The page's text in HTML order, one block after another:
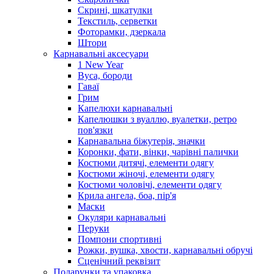
Скрині, шкатулки
Текстиль, серветки
Фоторамки, дзеркала
Штори
Карнавальні аксесуари
1 New Year
Вуса, бороди
Гаваї
Грим
Капелюхи карнавальні
Капелюшки з вуаллю, вуалетки, ретро
пов'язки
Карнавальна біжутерія, значки
Коронки, фати, вінки, чарівні палички
Костюми дитячі, елементи одягу
Костюми жіночі, елементи одягу
Костюми чоловічі, елементи одягу
Крила ангела, боа, пір'я
Маски
Окуляри карнавальні
Перуки
Помпони спортивні
Рожки, вушка, хвости, карнавальні обручі
Сценічний реквізит
Подарунки та упаковка